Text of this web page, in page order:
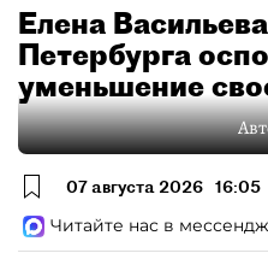
Елена
Петербурга
уменьшение
07 августа 2026 16:05
Читайте нас в